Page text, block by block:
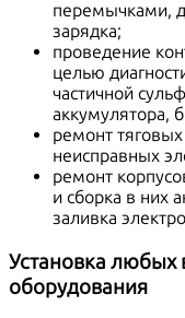
перемычками,
зарядка;
проведение
целью
частичной
аккумулятора,
ремонт
неисправных
ремонт
и сборка в них
заливка
Установка любых
оборудования